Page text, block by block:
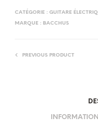
CATÉGORIE : GUITARE
MARQUE : BACCHUS
PREVIOUS PRODUCT